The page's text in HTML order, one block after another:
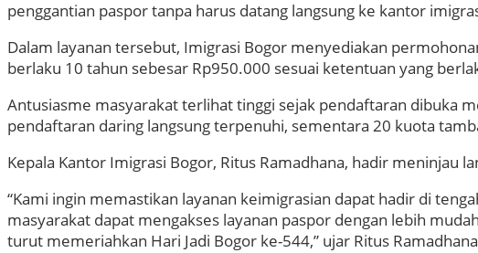
penggantian paspor tanpa harus datang langsung ke kantor
Dalam layanan tersebut, Imigrasi Bogor menyediakan
berlaku 10 tahun sebesar Rp950.000 sesuai ketentuan yang
Antusiasme masyarakat terlihat tinggi sejak pendaftaran dibuka
pendaftaran daring langsung terpenuhi, sementara 20 kuota
Kepala Kantor Imigrasi Bogor, Ritus Ramadhana, hadir meninjau
“Kami ingin memastikan layanan keimigrasian dapat hadir di
masyarakat dapat mengakses layanan paspor dengan lebih
turut memeriahkan Hari Jadi Bogor ke-544,” ujar Ritus